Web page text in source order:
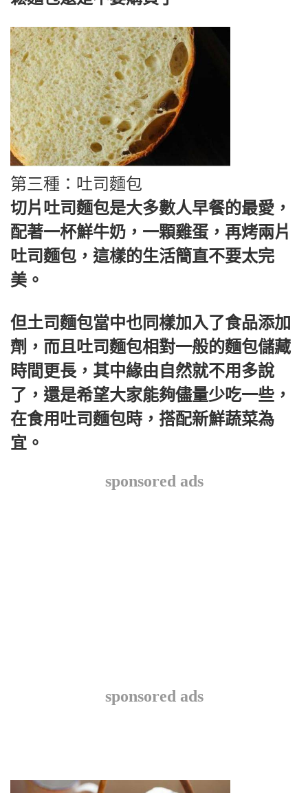
第三種：吐司麵包
切片吐司麵包是大多數人早餐的最愛，
配著一杯鮮牛奶，一顆雞蛋，再烤兩片
吐司麵包，這樣的生活簡直不要太完
美。
但土司麵包當中也同樣加入了食品添加
劑，而且吐司麵包相對一般的麵包儲藏
時間更長，其中緣由自然就不用多說
了，還是希望大家能夠儘量少吃一些，
在食用吐司麵包時，搭配新鮮蔬菜為
宜。
sponsored ads
sponsored ads